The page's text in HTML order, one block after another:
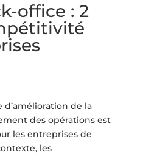
office : 2
de la
des opérations est
les entreprises de
les